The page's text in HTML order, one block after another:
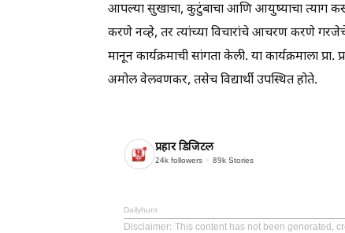
आपल्या सुखाचा, कुटुंबाचा आणि आयुष्याचा त्याग
करणे नव्हे, तर त्यांच्या विचारांचे आचरण करणे
मानून कार्यक्रमाची सांगता केली. या कार्यक्रमाला
अमोल वेलवणकर, तसेच विद्यार्थी उपस्थित होते.
प्रहार डिजिटल
24k followers 89k Stories
Dailyhunt
Disclaimer: This content has not been generated,